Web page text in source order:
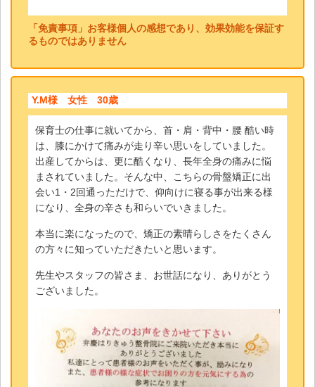
「免責事項」お客様個人の感想であり、効果効能を保証す
るものではありません
Y.M様 女性 30歳
保育士の仕事に就いてから、首・肩・背中・腰 酷い時
は、膝にかけて痛みが走り辛い思いをしていました。
出産してからは、更に酷くなり、長年全身の痛みに悩
まされていました。そんな中、こちらの骨盤矯正に出
会い1・2回通っただけで、仰向けに寝る事が出来る様
になり、全身の辛さも和らいでいきました。
本当に楽になったので、矯正の素晴らしさをたくさん
の方々に知っていただきたいと思います。
先生やスタッフの皆さま、お世話になり、ありがとう
ございました。